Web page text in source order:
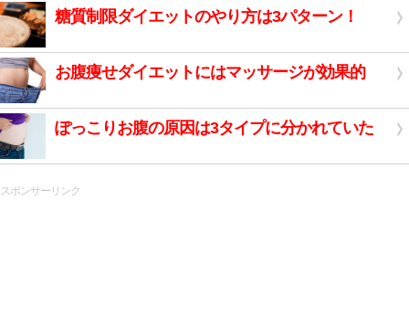
糖質制限ダイエットのやり方は3パターン！
お腹痩せダイエットにはマッサージが効果的
ぽっこりお腹の原因は3タイプに分かれていた
スポンサーリンク